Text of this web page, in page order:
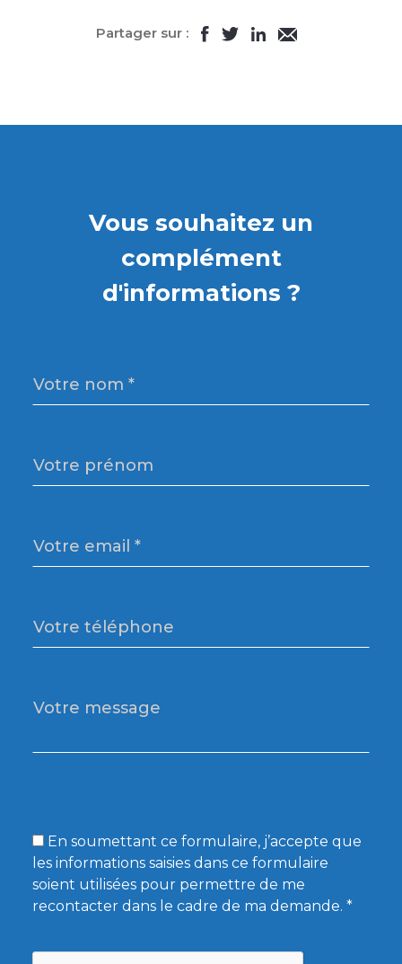
Partager sur :
Vous souhaitez un
complément
d'informations ?
En soumettant ce formulaire, j’accepte que
les informations saisies dans ce formulaire
soient utilisées pour permettre de me
recontacter dans le cadre de ma demande. *